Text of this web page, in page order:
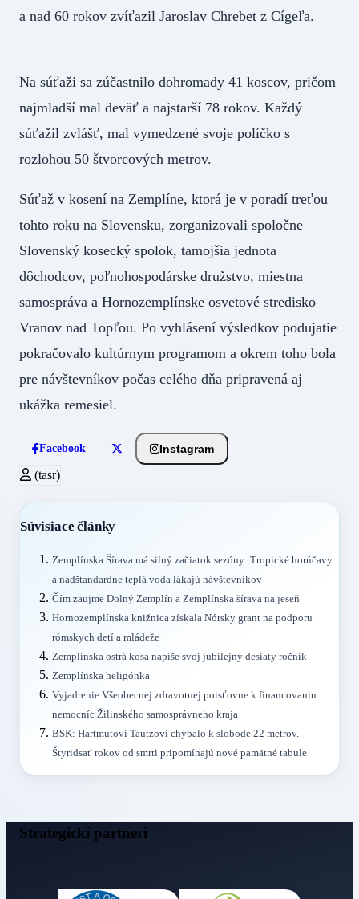
a nad 60 rokov zvíťazil Jaroslav Chrebet z Cígeľa.
Na súťaži sa zúčastnilo dohromady 41 koscov, pričom
najmladší mal deväť a najstarší 78 rokov. Každý
súťažil zvlášť, mal vymedzené svoje políčko s
rozlohou 50 štvorcových metrov.
Súťaž v kosení na Zemplíne, ktorá je v poradí treťou
tohto roku na Slovensku, zorganizovali spoločne
Slovenský kosecký spolok, tamojšia jednota
dôchodcov, poľnohospodárske družstvo, miestna
samospráva a Hornozemplínske osvetové stredisko
Vranov nad Topľou. Po vyhlásení výsledkov podujatie
pokračovalo kultúrnym programom a okrem toho bola
pre návštevníkov počas celého dňa pripravená aj
ukážka remesiel.
Facebook Instagram
(tasr)
Súvisiace články
Zemplínska Šírava má silný začiatok sezóny: Tropické horúčavy
a nadštandardne teplá voda lákajú návštevníkov
Čím zaujme Dolný Zemplín a Zemplínska šírava na jeseň
Hornozemplínska knižnica získala Nórsky grant na podporu
rómskych detí a mládeže
Zemplínska ostrá kosa napíše svoj jubilejný desiaty ročník
Zemplínska heligónka
Vyjadrenie Všeobecnej zdravotnej poisťovne k financovaniu
nemocníc Žilinského samosprávneho kraja
BSK: Hartmutovi Tautzovi chýbalo k slobode 22 metrov.
Štyridsať rokov od smrti pripomínajú nové pamätné tabule
Strategickí partneri